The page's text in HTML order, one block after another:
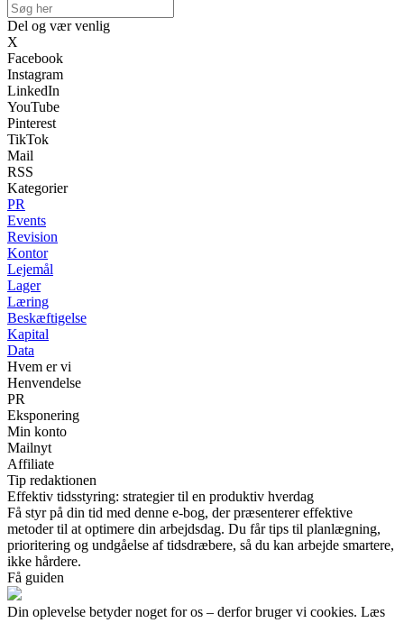
Del og vær venlig
X
Facebook
Instagram
LinkedIn
YouTube
Pinterest
TikTok
Mail
RSS
Kategorier
PR
Events
Revision
Kontor
Lejemål
Lager
Læring
Beskæftigelse
Kapital
Data
Hvem er vi
Henvendelse
PR
Eksponering
Min konto
Mailnyt
Affiliate
Tip redaktionen
Effektiv tidsstyring: strategier til en produktiv hverdag
Få styr på din tid med denne e-bog, der præsenterer effektive
metoder til at optimere din arbejdsdag. Du får tips til planlægning,
prioritering og undgåelse af tidsdræbere, så du kan arbejde smartere,
ikke hårdere.
Få guiden
Din oplevelse betyder noget for os – derfor bruger vi cookies. Læs